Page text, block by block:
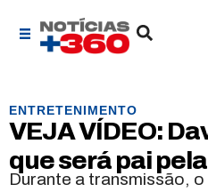
ENTRETENIMENTO
VEJA VÍDEO:
que será pai
Durante a transmissão,